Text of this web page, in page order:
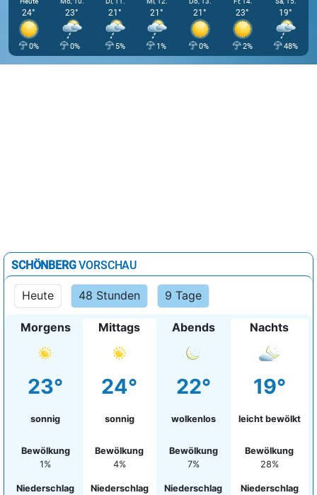
24°
0%
23°
0%
21°
5%
21°
1%
21°
0%
23°
2%
19°
48%
SCHÖNBERGVORSCHAU
Heute 48 Stunden 9 Tage
Morgens
23°
sonnig
Bewölkung
1%
Niederschlag
Mittags
24°
sonnig
Bewölkung
4%
Niederschlag
Abends
22°
wolkenlos
Bewölkung
7%
Niederschlag
Nachts
19°
leicht bewölkt
Bewölkung
28%
Niederschlag